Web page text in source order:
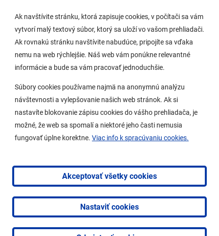
Ak navštívite stránku, ktorá zapisuje cookies, v počítači sa vám
vytvorí malý textový súbor, ktorý sa uloží vo vašom prehliadači.
Ak rovnakú stránku navštívite nabudúce, pripojíte sa vďaka
nemu na web rýchlejšie. Náš web vám ponúkne relevantné
informácie a bude sa vám pracovať jednoduchšie.
Súbory cookies používame najmä na anonymnú analýzu
návštevnosti a vylepšovanie našich web stránok. Ak si
nastavíte blokovanie zápisu cookies do vášho prehliadača, je
možné, že web sa spomalí a niektoré jeho časti nemusia
fungovať úplne korektne. Viac info k spracúvaniu cookies.
Akceptovať všetky cookies
Nastaviť cookies
Potrebujem vybaviť
Samospráva
O Lamači
Mobilná aplikácia
Kontakty
Vyhlásenie o prístupnosti
2026 © Mestská časť Bratislava-Lamač|Tvorba web
stránok
aredakčný systém odAlejTech, spol. s r.o.